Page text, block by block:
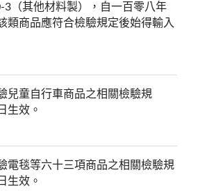
3（其他材料製），自一百零八年
類商品應符合檢驗規定後始得輸入
兒童自行車商品之相關檢驗規
生效。
電毯等六十三項商品之相關檢驗規
生效。